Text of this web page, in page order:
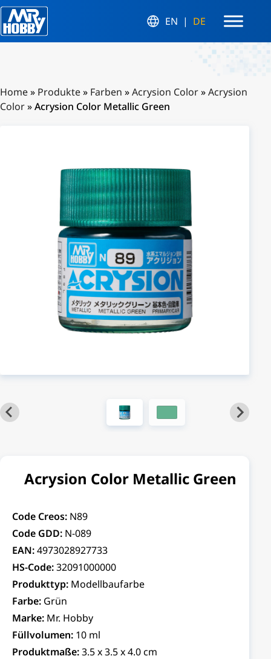
EN DE
Home» Produkte» Farben »Acrysion Color»Acrysion
Color»Acrysion Color Metallic Green
Acrysion Color Metallic Green
Code Creos: N89
Code GDD: N-089
EAN:4973028927733
HS-Code:32091000000
Produkttyp: Modellbaufarbe
Farbe: Grün
Marke: Mr. Hobby
Füllvolumen: 10 ml
Produktmaße:3.5 x 3.5 x 4.0 cm